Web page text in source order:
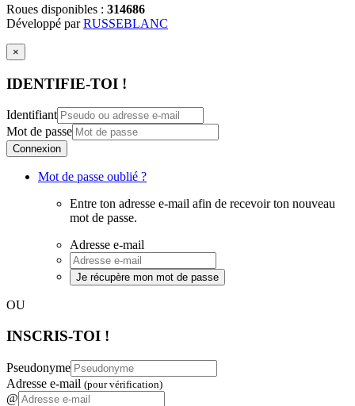
Roues disponibles : 314686
Développé parRUSSEBLANC
×
IDENTIFIE-TOI !
Identifiant
Mot de passe
Connexion
Mot de passe oublié ?
Entre ton adresse e-mail afin de recevoir ton nouveau
mot de passe.
Adresse e-mail
Je récupère mon mot de passe
OU
INSCRIS-TOI !
Pseudonyme
Adresse e-mail (pour vérification)
@